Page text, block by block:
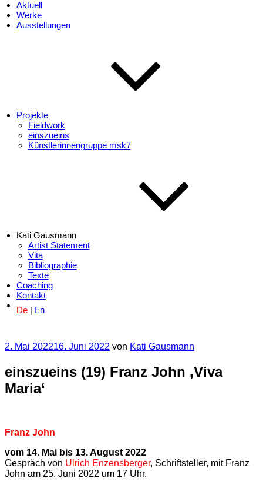
Aktuell
Werke
Ausstellungen
Projekte
Fieldwork
einszueins
Künstlerinnengruppe msk7
Kati Gausmann
Artist Statement
Vita
Bibliographie
Texte
Coaching
Kontakt
De
En
Veröffentlicht
2. Mai 202216. Juni 2022 von Kati Gausmann
einszueins (19) Franz John ‚Viva
Maria‘
Franz John
vom 14. Mai bis 13. August 2022
Gespräch von Ulrich Enzensberger, Schriftsteller, mit Franz
John am 25. Juni 2022 um 17 Uhr.